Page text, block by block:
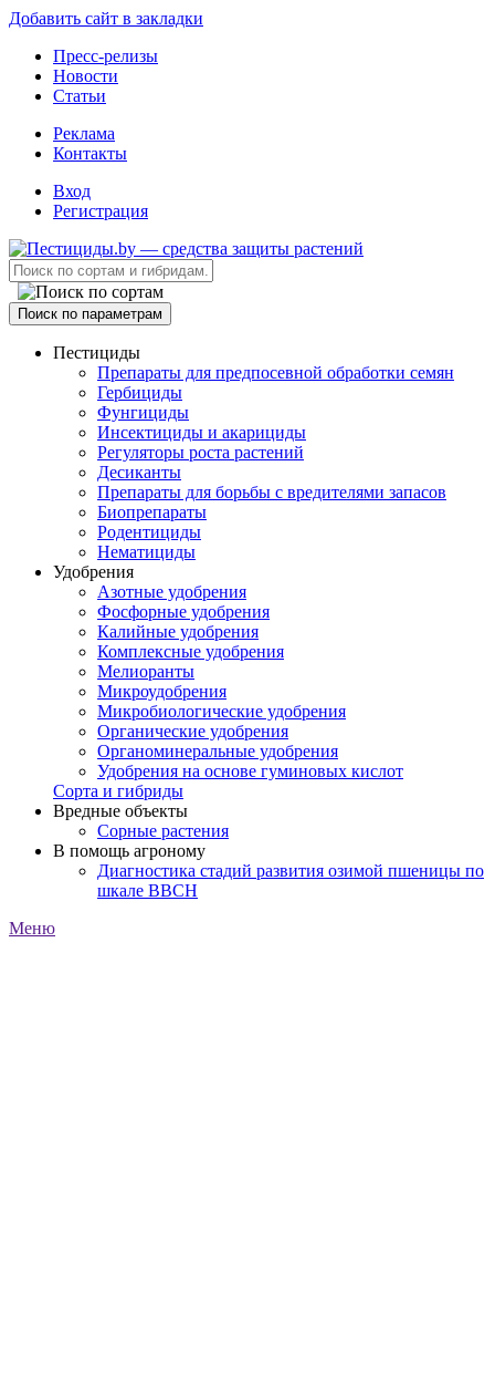
Добавить сайт в закладки
Пресс-релизы
Новости
Статьи
Реклама
Контакты
Вход
Регистрация
Поиск по параметрам
Пестициды
Препараты для предпосевной обработки семян
Гербициды
Фунгициды
Инсектициды и акарициды
Регуляторы роста растений
Десиканты
Препараты для борьбы с вредителями запасов
Биопрепараты
Родентициды
Нематициды
Удобрения
Азотные удобрения
Фосфорные удобрения
Калийные удобрения
Комплексные удобрения
Мелиоранты
Микроудобрения
Микробиологические удобрения
Органические удобрения
Органоминеральные удобрения
Удобрения на основе гуминовых кислот
Сорта и гибриды
Вредные объекты
Сорные растения
В помощь агроному
Диагностика стадий развития озимой пшеницы по
шкале ВВСН
Меню